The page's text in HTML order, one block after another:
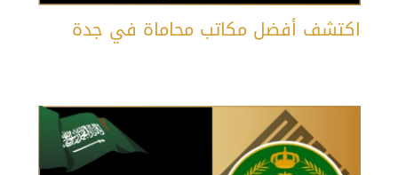
اكتشف أفضل مكاتب محاماة في جدة